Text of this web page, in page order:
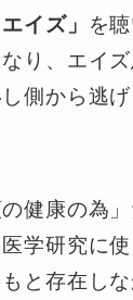
イズ」
を
り、エイ
側から逃
健康の為
学研究に
と存在し